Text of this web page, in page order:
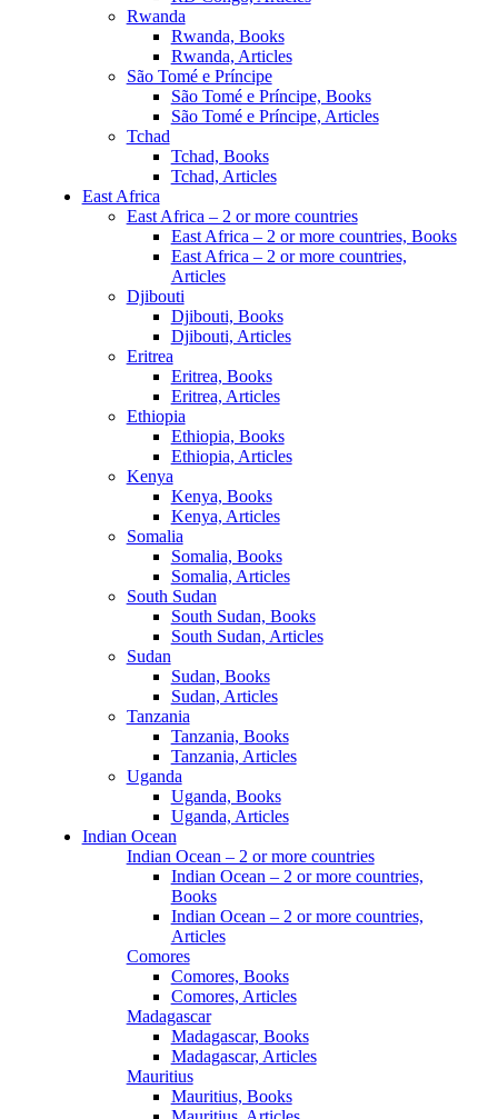
Rwanda
Rwanda, Books
Rwanda, Articles
São Tomé e Príncipe
São Tomé e Príncipe, Books
São Tomé e Príncipe, Articles
Tchad
Tchad, Books
Tchad, Articles
East Africa
East Africa – 2 or more countries
East Africa – 2 or more countries, Books
East Africa – 2 or more countries,
Articles
Djibouti
Djibouti, Books
Djibouti, Articles
Eritrea
Eritrea, Books
Eritrea, Articles
Ethiopia
Ethiopia, Books
Ethiopia, Articles
Kenya
Kenya, Books
Kenya, Articles
Somalia
Somalia, Books
Somalia, Articles
South Sudan
South Sudan, Books
South Sudan, Articles
Sudan
Sudan, Books
Sudan, Articles
Tanzania
Tanzania, Books
Tanzania, Articles
Uganda
Uganda, Books
Uganda, Articles
Indian Ocean
Indian Ocean – 2 or more countries
Indian Ocean – 2 or more countries,
Books
Indian Ocean – 2 or more countries,
Articles
Comores
Comores, Books
Comores, Articles
Madagascar
Madagascar, Books
Madagascar, Articles
Mauritius
Mauritius, Books